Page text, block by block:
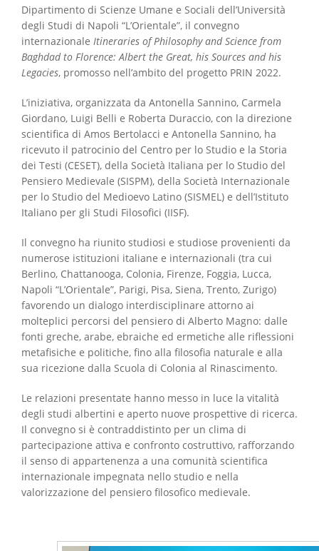
Dipartimento di Scienze Umane e Sociali dell’Università
degli Studi di Napoli “L’Orientale”, il convegno
internazionale Itineraries of Philosophy and Science from
Baghdad to Florence: Albert the Great, his Sources and his
Legacies, promosso nell’ambito del progetto PRIN 2022.
L’iniziativa, organizzata da Antonella Sannino, Carmela
Giordano, Luigi Belli e Roberta Duraccio, con la direzione
scientifica di Amos Bertolacci e Antonella Sannino, ha
ricevuto il patrocinio del Centro per lo Studio e la Storia
dei Testi (CESET), della Società Italiana per lo Studio del
Pensiero Medievale (SISPM), della Società Internazionale
per lo Studio del Medioevo Latino (SISMEL) e dell’Istituto
Italiano per gli Studi Filosofici (IISF).
Il convegno ha riunito studiosi e studiose provenienti da
numerose istituzioni italiane e internazionali (tra cui
Berlino, Chattanooga, Colonia, Firenze, Foggia, Lucca,
Napoli “L’Orientale”, Parigi, Pisa, Siena, Trento, Zurigo)
favorendo un dialogo interdisciplinare attorno ai
molteplici percorsi del pensiero di Alberto Magno: dalle
fonti greche, arabe, ebraiche ed ermetiche alle riflessioni
metafisiche e politiche, fino alla filosofia naturale e alla
sua ricezione dalla Scuola di Colonia al Rinascimento.
Le relazioni presentate hanno messo in luce la vitalità
degli studi albertini e aperto nuove prospettive di ricerca.
Il convegno si è contraddistinto per un clima di
partecipazione attiva e confronto costruttivo, rafforzando
il senso di appartenenza a una comunità scientifica
internazionale impegnata nello studio e nella
valorizzazione del pensiero filosofico medievale.